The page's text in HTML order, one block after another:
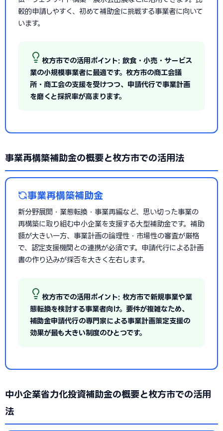
較的申請しやすく、初めて補助金に挑戦する事業者に向いて
います。
枚方市での活用ポイント: 飲食・小売・サービス
業の小規模事業者に最適です。枚方市の商工会議
所・商工会の支援を受けつつ、申請代行で事業計画
を磨くと採択率が高まります。
事業再構築補助金の概要と枚方市での活用法
事業再構築補助金
新分野展開・業態転換・事業再編など、思い切った事業の
再構築に取り組む中小企業を支援する大型補助金です。補助
額が大きい一方、事業計画の論理性・市場性の審査が厳格
で、認定支援機関との連携が必須です。申請代行による計画
書の作り込みが採否を大きく左右します。
枚方市での活用ポイント: 枚方市で新規事業や業
態転換を検討する事業者向け。要件が複雑なため、
補助金申請代行の専門家による事業計画策定支援の
効果が最も大きい制度のひとつです。
中小企業省力化投資補助金の概要と枚方市での活用
法